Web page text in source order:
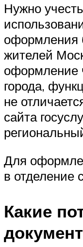
Нужно
оформления
жителей
оформление
города,
не
сайта
Для
в отделение
Какие